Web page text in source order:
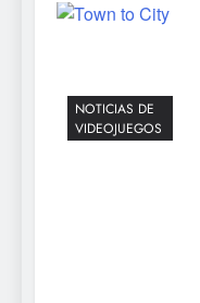
NOTICIAS DE
VIDEOJUEGOS